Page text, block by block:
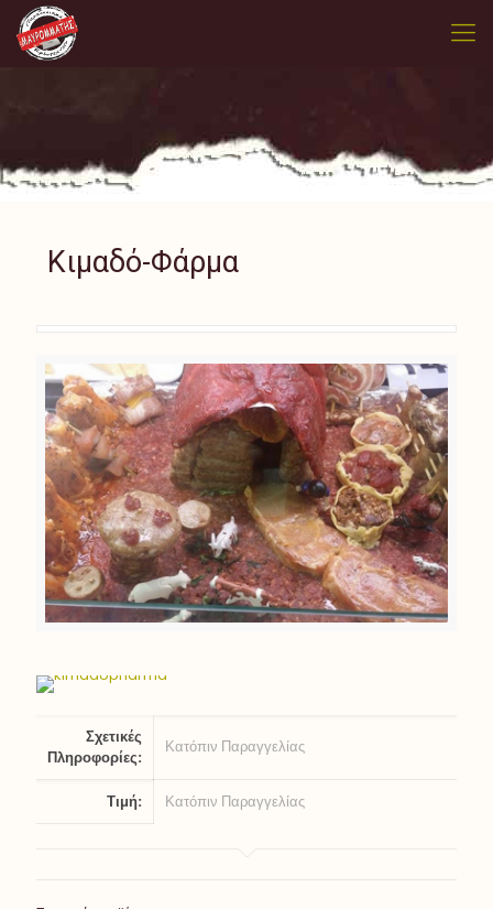
Κιμαδό-Φάρμα
Σχετικές
Πληροφορίες:
Κατόπιν Παραγγελίας
Τιμή: Κατόπιν Παραγγελίας